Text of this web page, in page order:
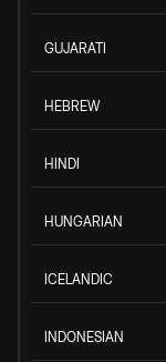
GUJARATI
HEBREW
HINDI
HUNGARIAN
ICELANDIC
INDONESIAN